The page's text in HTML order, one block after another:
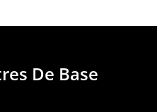
De Base